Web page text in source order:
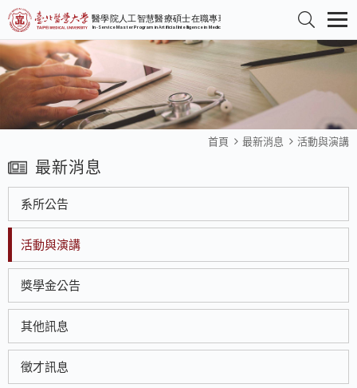
首頁 最新消息 活動與演講
最新消息
系所公告
活動與演講
獎學金公告
其他訊息
徵才訊息